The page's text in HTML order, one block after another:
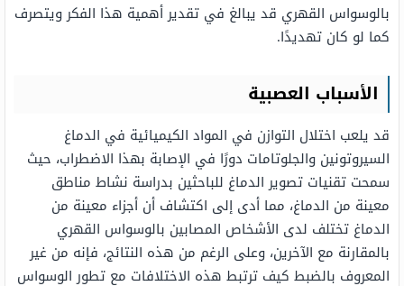
بالوسواس القهري قد يبالغ في تقدير أهمية هذا الفكر ويتصرف
كما لو كان تهديدًا.
الأسباب العصبية
قد يلعب اختلال التوازن في المواد الكيميائية في الدماغ
السيروتونين والجلوتامات دورًا في الإصابة بهذا الاضطراب، حيث
سمحت تقنيات تصوير الدماغ للباحثين بدراسة نشاط مناطق
معينة من الدماغ، مما أدى إلى اكتشاف أن أجزاء معينة من
الدماغ تختلف لدى الأشخاص المصابين بالوسواس القهري
بالمقارنة مع الآخرين، وعلى الرغم من هذه النتائج، فإنه من غير
المعروف بالضبط كيف ترتبط هذه الاختلافات مع تطور الوسواس